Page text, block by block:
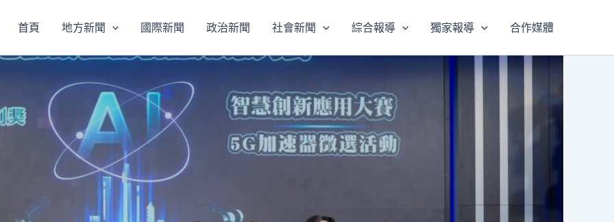
首頁 地方新聞 國際新聞 政治新聞 社會新聞 綜合報導 獨家報導 合作媒體